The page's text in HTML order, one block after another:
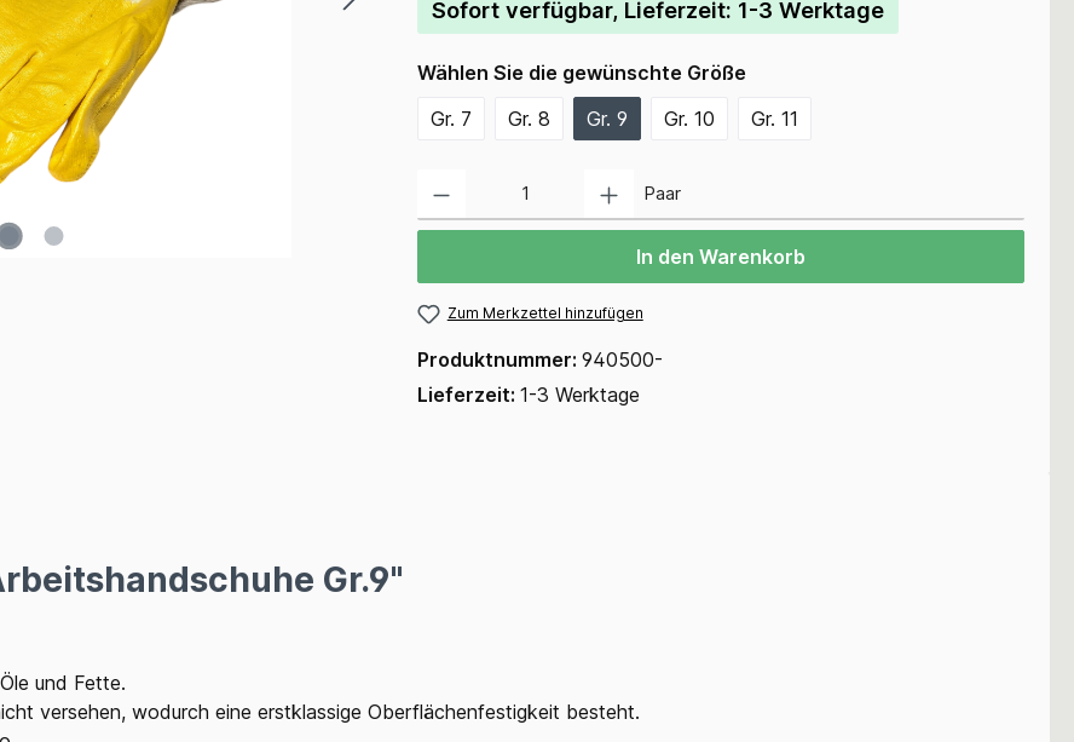
Sofort verfügbar, Lieferzeit: 1-3 Werktage
Wählen Sie die gewünschte Größe
Gr. 7
Gr. 8 Gr. 9 Gr. 10 Gr. 11
Paar
In den Warenkorb
Zum Merkzettel hinzufügen
Produktnummer: 940500-
Lieferzeit: 1-3 Werktage
Gr.9"
und Fette.
versehen, wodurch eine erstklassige Oberflächenfestigkeit besteht.